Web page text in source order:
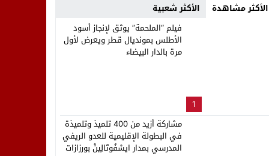
بنزاهة النهائي
الأكثر مشاهدة الأكثر شعبية
1
فيلم “الملحمة” يوثق لإنجاز أسود
الأطلس بمونديال قطر ويعرض لأول
مرة بالدار البيضاء
مشاركة أزيد من 400 تلميذ وتلميذة
في البطولة الإقليمية للعدو الريفي
المدرسي بمدار ايسْفُوتَالِينْ بورزازات